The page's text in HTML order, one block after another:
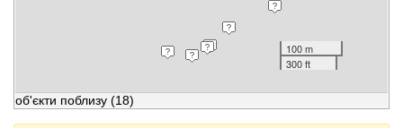
100 m
300 ft
об'єкти поблизу (18)